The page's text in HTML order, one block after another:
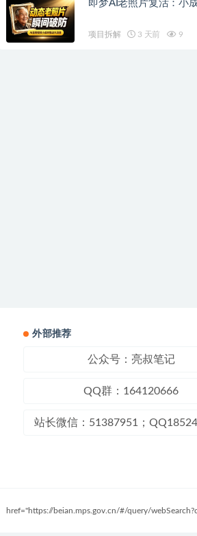
即梦AI老照片复活：小
项目拆解 3 天前 9
外部推荐
公众号：亮叔笔记
QQ群：164120666
站长微信：51387951；
href="https://beian.mps.gov.cn/#/query/